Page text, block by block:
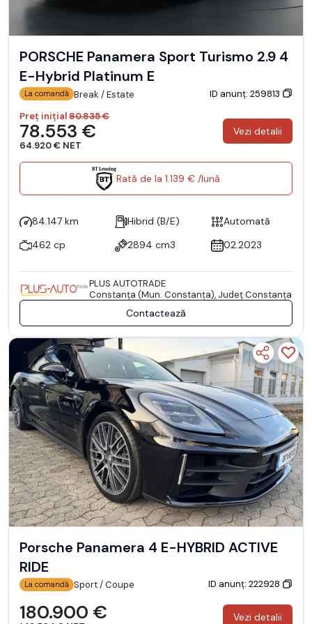
PORSCHE Panamera Sport Turismo 2.9 4
E-Hybrid Platinum E
La comandă Break / Estate
ID anunț: 259813
Preț inițial80.835 €
78.553 €
64.920 € NET
Vezi detalii
Rată de la 1.139 € /lună
84.147 km Hibrid (B/E)
Automată
462 cp
2894 cm3 02.2023
PLUS AUTOTRADE
Constanţa (Mun. Constanţa), Județ Constanţa
Contactează
Porsche Panamera 4 E-HYBRID ACTIVE
RIDE
La comandă Sport / Coupe ID anunț: 222928
180.900 € Vezi detalii